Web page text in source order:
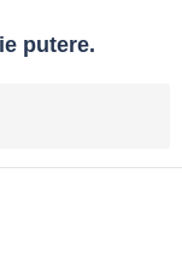
putere.